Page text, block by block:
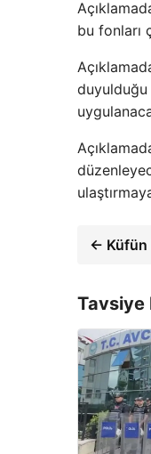
bu fonları
← Küfün
Tavsiye